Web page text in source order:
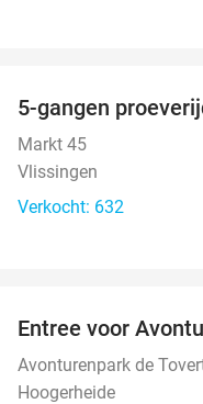
5-gangen
Markt 45
Vlissingen
Verkocht: 632
Entree voor
Avonturenpark de
Hoogerheide